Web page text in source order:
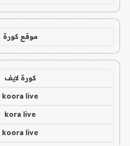
موقع كورة
كورة لايف
koora live
kora live
koora live